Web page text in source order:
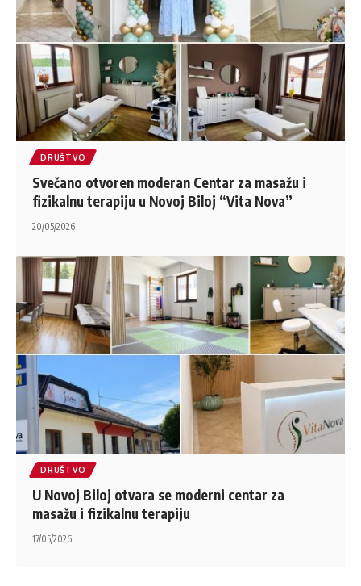
DRUŠTVO
Svečano otvoren moderan Centar za masažu i
fizikalnu terapiju u Novoj Biloj “Vita Nova”
20/05/2026
DRUŠTVO
U Novoj Biloj otvara se moderni centar za
masažu i fizikalnu terapiju
17/05/2026